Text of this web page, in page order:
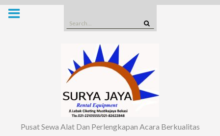
Skip
Search
for:
Pusat Sewa Alat Dan Perlengkapan Acara Berkualitas